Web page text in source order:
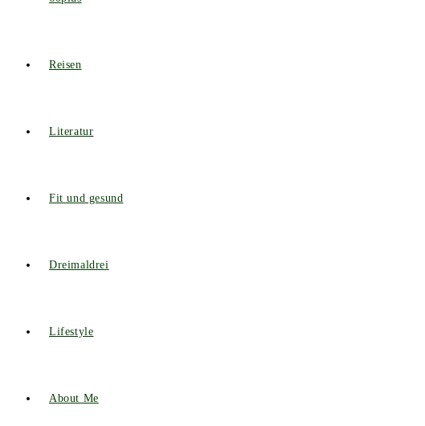
Reisen
Literatur
Fit und gesund
Dreimaldrei
Lifestyle
About Me